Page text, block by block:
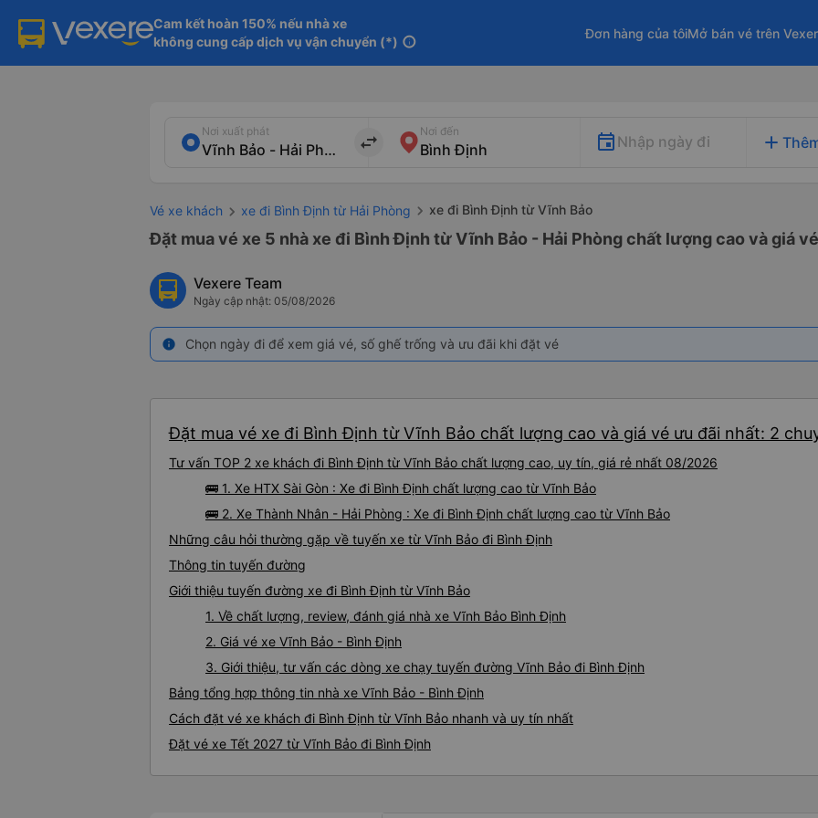
Cam kết hoàn 150% nếu nhà xe
không cung cấp dịch vụ vận chuyển (*) info
Đơn hàng của tôiMở bán vé trên
Nơi xuất phát
import_export
Nơi đến
Nhập ngày đi add
Vé xe khách xe đi Bình Định từ Hải Phòng xe đi Bình Định từ Vĩnh Bảo
Đặt mua vé xe 5 nhà xe đi Bình Định từ Vĩnh Bảo - Hải Phòng chất lượng cao và giá
Vexere Team
Ngày cập nhật: 05/08/2026
info Chọn ngày đi để xem giá vé, số ghế trống và ưu đãi khi đặt vé
Đặt mua vé xe đi Bình Định từ Vĩnh Bảo chất lượng cao và giá vé ưu đãi nhất: 2
Tư vấn TOP 2 xe khách đi Bình Định từ Vĩnh Bảo chất lượng cao, uy tín, giá rẻ nhất 08/2026
🚌 1. Xe HTX Sài Gòn : Xe đi Bình Định chất lượng cao từ Vĩnh Bảo
🚌 2. Xe Thành Nhân - Hải Phòng : Xe đi Bình Định chất lượng cao từ Vĩnh Bảo
Những câu hỏi thường gặp về tuyến xe từ Vĩnh Bảo đi Bình Định
Thông tin tuyến đường
Giới thiệu tuyến đường xe đi Bình Định từ Vĩnh Bảo
1. Về chất lượng, review, đánh giá nhà xe Vĩnh Bảo Bình Định
2. Giá vé xe Vĩnh Bảo - Bình Định
3. Giới thiệu, tư vấn các dòng xe chạy tuyến đường Vĩnh Bảo đi Bình Định
Bảng tổng hợp thông tin nhà xe Vĩnh Bảo - Bình Định
Cách đặt vé xe khách đi Bình Định từ Vĩnh Bảo nhanh và uy tín nhất
Đặt vé xe Tết 2027 từ Vĩnh Bảo đi Bình Định